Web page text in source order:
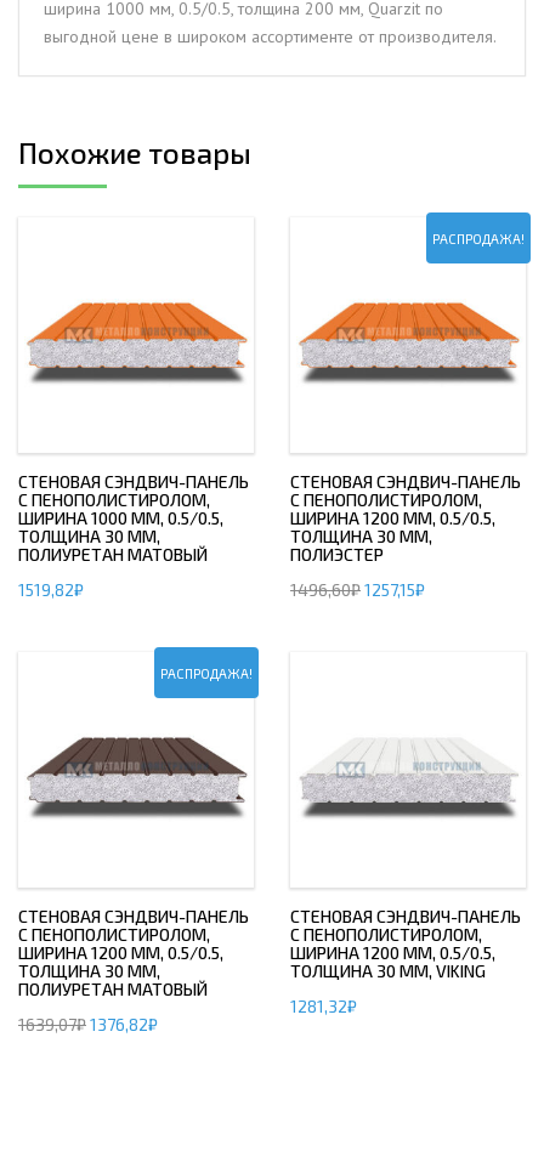
толщина
200
мм,
ширина 1000 мм, 0.5/0.5, толщина 200 мм, Quarzit по
выгодной цене в широком ассортименте от производителя.
Похожие товары
СТЕНОВАЯ СЭНДВИЧ-ПАНЕЛЬ
С ПЕНОПОЛИСТИРОЛОМ,
ШИРИНА 1000 ММ, 0.5/0.5,
ТОЛЩИНА 30 ММ,
ПОЛИУРЕТАН МАТОВЫЙ
1519,82₽
РАСПРОДАЖА!
СТЕНОВАЯ СЭНДВИЧ-ПАНЕЛЬ
С ПЕНОПОЛИСТИРОЛОМ,
ШИРИНА 1200 ММ, 0.5/0.5,
ТОЛЩИНА 30 ММ,
ПОЛИЭСТЕР
1496,60₽1257,15₽
РАСПРОДАЖА!
СТЕНОВАЯ СЭНДВИЧ-ПАНЕЛЬ
С ПЕНОПОЛИСТИРОЛОМ,
ШИРИНА 1200 ММ, 0.5/0.5,
ТОЛЩИНА 30 ММ,
ПОЛИУРЕТАН МАТОВЫЙ
1639,07₽1376,82₽
СТЕНОВАЯ СЭНДВИЧ-ПАНЕЛЬ
С ПЕНОПОЛИСТИРОЛОМ,
ШИРИНА 1200 ММ, 0.5/0.5,
ТОЛЩИНА 30 ММ, VIKING
1281,32₽